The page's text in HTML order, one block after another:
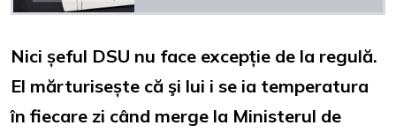
Nici șeful DSU nu face excepție de la regulă.
El mărturisește că şi lui i se ia temperatura
în fiecare zi când merge la Ministerul de